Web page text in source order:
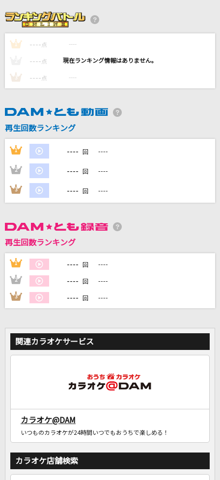
高田みづえ
プライド革命
CHiCO with HoneyWorks
魂のルフラン
KinKi Kids
カラオケ最新情報をチェック！
1 ---- 点 ----
---- 点 ----
3 ---- 点 ----
再生回数ランキング
1 ---- 回 ----
2 ---- 回 ----
3 ---- 回 ----
再生回数ランキング
1 ---- 回 ----
2 ---- 回 ----
3 ---- 回 ----
関連カラオケサービス
カラオケ@DAM
いつものカラオケが24時間いつでもおうちで楽しめる！
カラオケ店舗検索